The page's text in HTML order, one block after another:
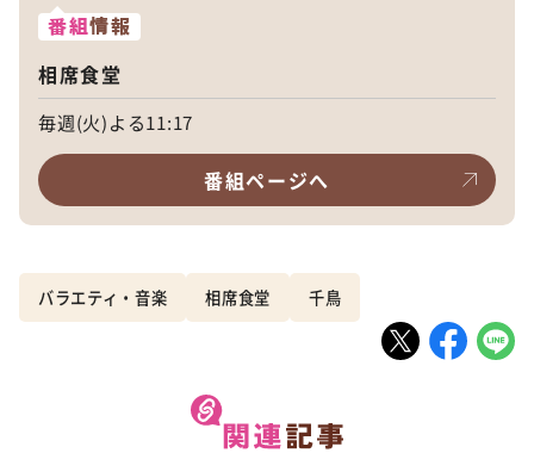
番組情報
相席食堂
毎週(火)よる11:17
番組ページへ
バラエティ・音楽 相席食堂 千鳥